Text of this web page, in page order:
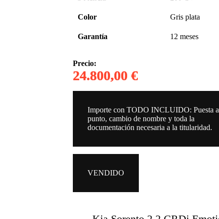
Color Gris plata
Garantía 12 meses
Precio:
24.800,00 €
Importe con TODO INCLUIDO: Puesta a
punto, cambio de nombre y toda la
documentación necesaria a la titularidad.
VENDIDO